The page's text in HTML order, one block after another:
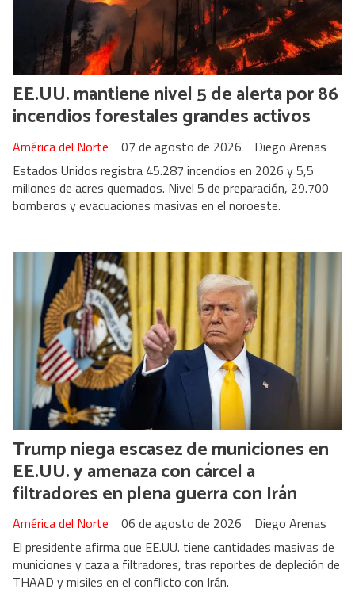
EE.UU. mantiene nivel 5 de alerta por 86
incendios forestales grandes activos
Diego Arenas
América del Norte
07 de agosto de 2026
Estados Unidos registra 45.287 incendios en 2026 y 5,5
millones de acres quemados. Nivel 5 de preparación, 29.700
bomberos y evacuaciones masivas en el noroeste.
Trump niega escasez de municiones en
EE.UU. y amenaza con cárcel a
filtradores en plena guerra con Irán
Diego Arenas
América del Norte
06 de agosto de 2026
El presidente afirma que EE.UU. tiene cantidades masivas de
municiones y caza a filtradores, tras reportes de depleción de
THAAD y misiles en el conflicto con Irán.